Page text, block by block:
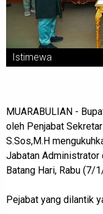
Istimewa
MUARABULIAN -
oleh Penjabat
S.Sos,M.H
Jabatan Administrator
Batang Hari, Rabu (7/
Pejabat yang dilantik